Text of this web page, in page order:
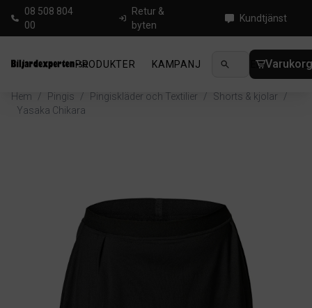
08 508 804
00
Retur &
byten
Kundtjänst
PRODUKTER KAMPANJ NYHETER
Hem / Pingis / Pingiskläder och Textilier / Shorts & kjolar
/
Yasaka Chikara